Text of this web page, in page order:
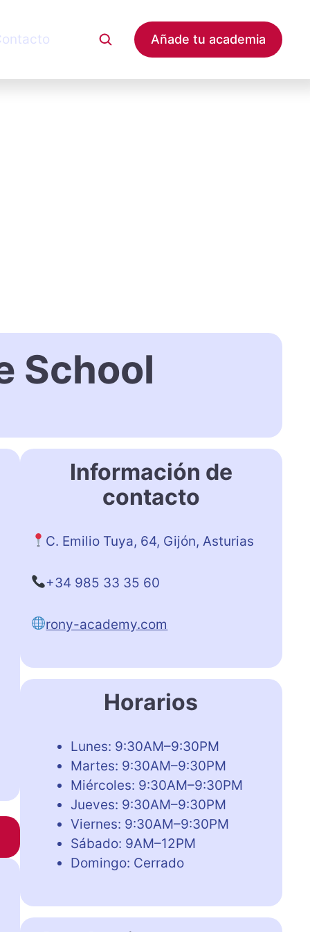
Añade tu academia
School
Información de
contacto
C. Emilio Tuya, 64, Gijón, Asturias
+34 985 33 35 60
rony-academy.com
Horarios
Lunes: 9:30AM–9:30PM
Martes: 9:30AM–9:30PM
Miércoles: 9:30AM–9:30PM
Jueves: 9:30AM–9:30PM
Viernes: 9:30AM–9:30PM
Sábado: 9AM–12PM
Domingo: Cerrado